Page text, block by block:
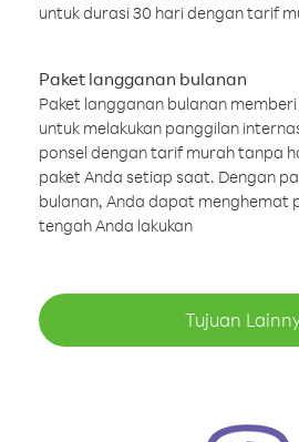
untuk durasi 30 hari dengan tarif
Paket langganan bulanan
Paket langganan bulanan
untuk melakukan panggilan
ponsel dengan tarif murah tanpa
paket Anda setiap saat. Dengan
bulanan, Anda dapat menghemat
tengah Anda lakukan
Tujuan